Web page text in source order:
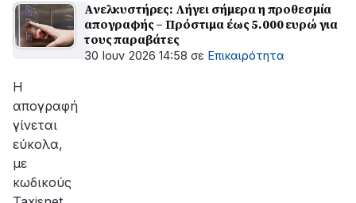
ΔΕΔΔΗΕ
για
την
βλάβης
Ανελκυστήρες: Λήγει σήμερα η προθεσμία
απογραφής – Πρόστιμα έως 5.000 ευρώ για
τους παραβάτες
30 Ιουν 2026 14:58 σε Επικαιρότητα
Η
απογραφή
γίνεται
εύκολα,
με
κωδικούς